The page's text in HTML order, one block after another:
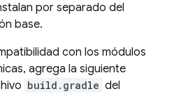
por separado del
base.
con los módulos
agrega la siguiente
build.gradle del